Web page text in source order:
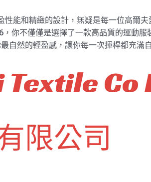
能和精緻的設計，無疑是每一位高爾
你不僅僅是選擇了一款高品質的運動
自然的輕盈感，讓你每一次揮桿都充滿
Co
限公司